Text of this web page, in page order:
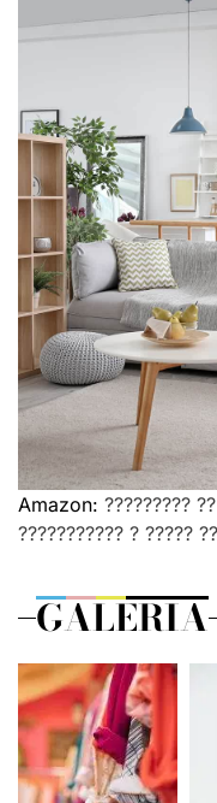
Amazon: ?????????
??????????? ? ?????
GALERIA